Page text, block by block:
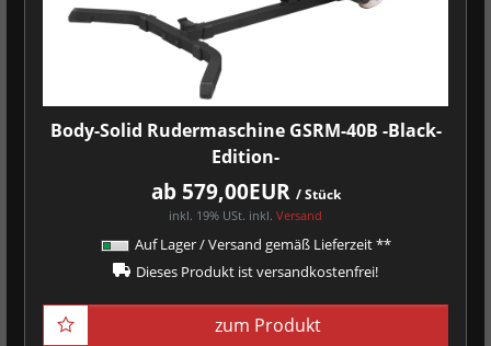
Body-Solid Rudermaschine GSRM-40B -Black-
Edition-
ab 579,00EUR / Stück
inkl. 19% USt. inkl. Versand
Auf Lager / Versand gemäß Lieferzeit **
Dieses Produkt ist versandkostenfrei!
zum Produkt